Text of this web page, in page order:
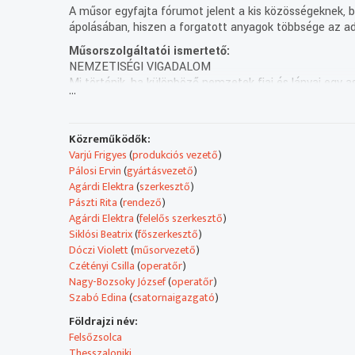
A műsor egyfajta fórumot jelent a kis
ápolásában, hiszen a forgatott anyagok többsége az
Műsorszolgáltatói ismertető:
NEMZETISÉGI VIGADALOM
Mi történik, ha különböző nemzetek fiai és lányai egy
megértik egymást?! Tudnak egy nyelvet beszélni?! A
- Fekete Madonna megkoronázása a Bazilikában
- Slawik Antall szoboravatás
A POLONIA és SZENT LÁSZLÓ NAPJA
Huszonnegyedik alkalommal rendezték meg a
magyarországi lengyelek védőszentje.
15 ÉVES A FELSŐZSOLCAI BOLGÁR ÖNKORMÁNYZAT
15 éves a Felsőzsolcai Bolgár Nemzetiségi
Felsőzsolcán élő bolgár családok rokonai. A jubileumi
Balkán táncegyüttes.
A TRIO FETA ORCHESTAR BUDAPESTEN
Május végén Budapesten, a Várkert Bazár színpadán
hagyományához nyúl vissza. Adásunkat a koncerten
Legközelebb két hét múlva, július 20-án várjuk Önöket.
...
Közreműködők:
Varjú Frigyes(produkciós vezető)
Pálosi Ervin(gyártásvezető)
Agárdi Elektra(szerkesztő)
Pászti Rita(rendező)
Agárdi Elektra(felelős szerkesztő)
Siklósi Beatrix(főszerkesztő)
Dóczi Violett(műsorvezető)
Czétényi Csilla(operatőr)
Nagy-Bozsoky József(operatőr)
Szabó Edina(csatornaigazgató)
Földrajzi név:
Felsőzsolca